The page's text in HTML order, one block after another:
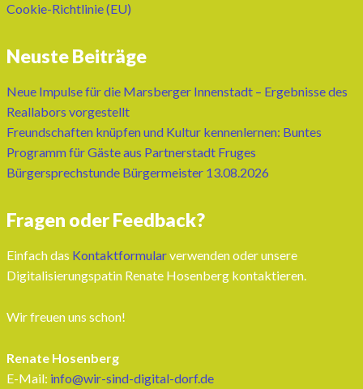
Cookie-Richtlinie (EU)
Neuste Beiträge
Neue Impulse für die Marsberger Innenstadt – Ergebnisse des
Reallabors vorgestellt
Freundschaften knüpfen und Kultur kennenlernen: Buntes
Programm für Gäste aus Partnerstadt Fruges
Bürgersprechstunde Bürgermeister 13.08.2026
Fragen oder Feedback?
Einfach das Kontaktformularverwenden oder unsere
Digitalisierungspatin Renate Hosenberg kontaktieren.
Wir freuen uns schon!
Renate Hosenberg
E-Mail: info@wir-sind-digital-dorf.de